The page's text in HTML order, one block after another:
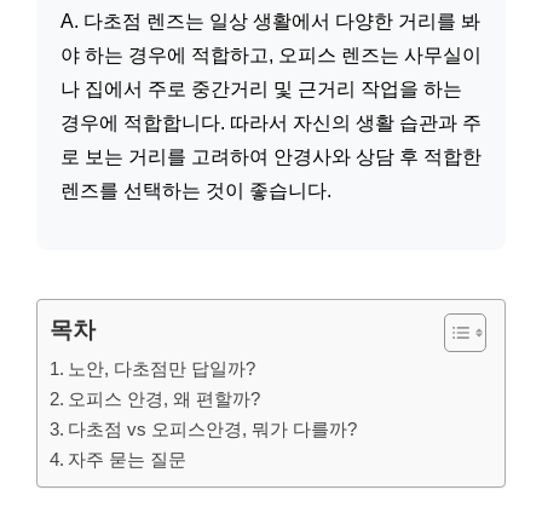
A. 다초점 렌즈는 일상 생활에서 다양한 거리를 봐
야 하는 경우에 적합하고, 오피스 렌즈는 사무실이
나 집에서 주로 중간거리 및 근거리 작업을 하는
경우에 적합합니다. 따라서 자신의 생활 습관과 주
로 보는 거리를 고려하여 안경사와 상담 후 적합한
렌즈를 선택하는 것이 좋습니다.
목차
노안, 다초점만 답일까?
오피스 안경, 왜 편할까?
다초점 vs 오피스안경, 뭐가 다를까?
자주 묻는 질문